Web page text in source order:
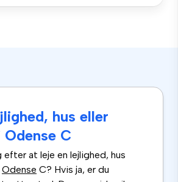
hus eller
C
efter at leje en lejlighed, hus
Odense C? Hvis ja, er du